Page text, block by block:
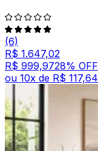
(6)
R$ 1.647,02
R$ 999,9728% OFF
ou 10x de R$ 117,64